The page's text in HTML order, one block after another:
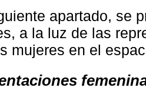
apartado, se
a la luz de las
mujeres en el